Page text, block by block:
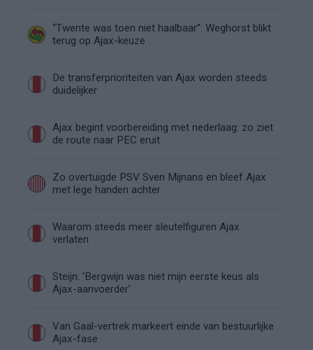
“Twente was toen niet haalbaar”: Weghorst blikt
terug op Ajax-keuze
De transferprioriteiten van Ajax worden steeds
duidelijker
Ajax begint voorbereiding met nederlaag: zo ziet
de route naar PEC eruit
Zo overtuigde PSV Sven Mijnans en bleef Ajax
met lege handen achter
Waarom steeds meer sleutelfiguren Ajax
verlaten
Steijn: ‘Bergwijn was niet mijn eerste keus als
Ajax-aanvoerder’
Van Gaal-vertrek markeert einde van bestuurlijke
Ajax-fase